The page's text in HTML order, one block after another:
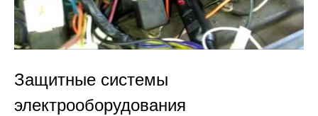
Защитные системы
электрооборудования